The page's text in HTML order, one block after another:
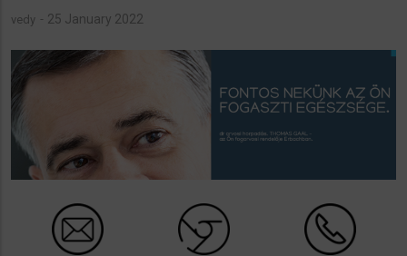
vedy 25 January 2022